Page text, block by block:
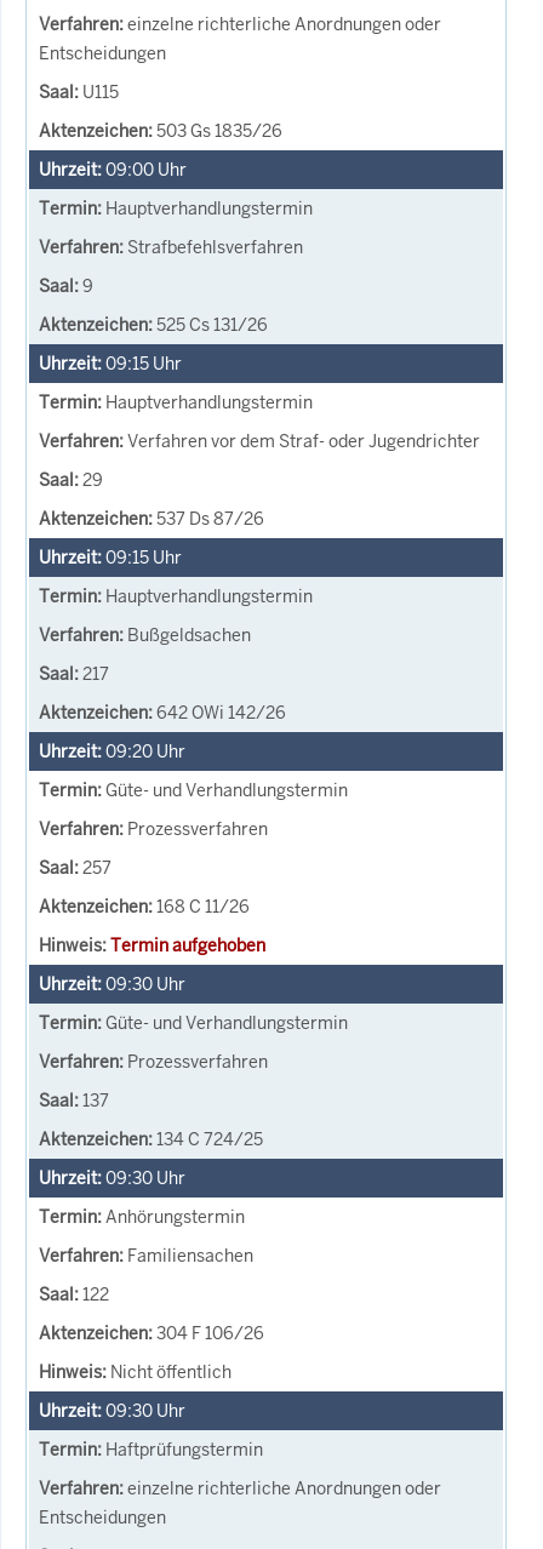
einzelne richterliche Anordnungen oder
Entscheidungen
U115
503 Gs 1835/26
09:00 Uhr
Hauptverhandlungstermin
Strafbefehlsverfahren
9
525 Cs 131/26
09:15 Uhr
Hauptverhandlungstermin
Verfahren vor dem Straf- oder Jugendrichter
29
537 Ds 87/26
09:15 Uhr
Hauptverhandlungstermin
Bußgeldsachen
217
642 OWi 142/26
09:20 Uhr
Güte- und Verhandlungstermin
Prozessverfahren
257
168 C 11/26
Termin aufgehoben
09:30 Uhr
Güte- und Verhandlungstermin
Prozessverfahren
137
134 C 724/25
09:30 Uhr
Anhörungstermin
Familiensachen
122
304 F 106/26
Nicht öffentlich
09:30 Uhr
Haftprüfungstermin
einzelne richterliche Anordnungen oder
Entscheidungen